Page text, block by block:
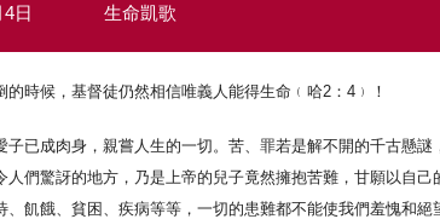
日 生命凱歌
的時候，基督徒仍然相信唯義人能得生命﹙哈2：4﹚！
子已成肉身，親嘗人生的一切。苦、罪若是解不開的千古懸
人們驚訝的地方，乃是上帝的兒子竟然擁抱苦難，甘願以自
、飢餓、貧困、疾病等等，一切的患難都不能使我們羞愧和